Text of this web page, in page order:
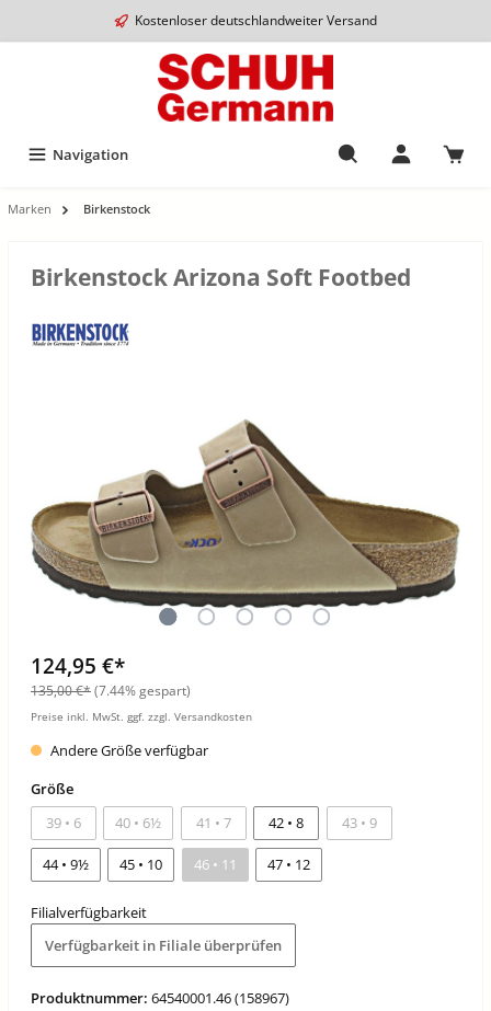
Kostenloser deutschlandweiter Versand
Navigation
Marken Birkenstock
Birkenstock Arizona Soft Footbed
124,95 €*
135,00 €*(7.44% gespart)
Preise inkl. MwSt. ggf. zzgl. Versandkosten
Andere Größe verfügbar
Größe
39 • 6
40 • 6½ 41 • 7 42 • 8 43 • 9
44 • 9½ 45 • 10 46 • 11 47 • 12
Filialverfügbarkeit
Verfügbarkeit in Filiale überprüfen
Produktnummer: 64540001.46 (158967)